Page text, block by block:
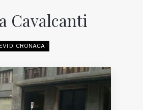
Cavalcanti
DI CRONACA